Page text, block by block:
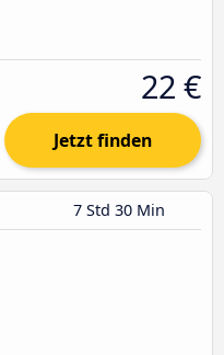
22 €
Jetzt finden
7 Std 30 Min